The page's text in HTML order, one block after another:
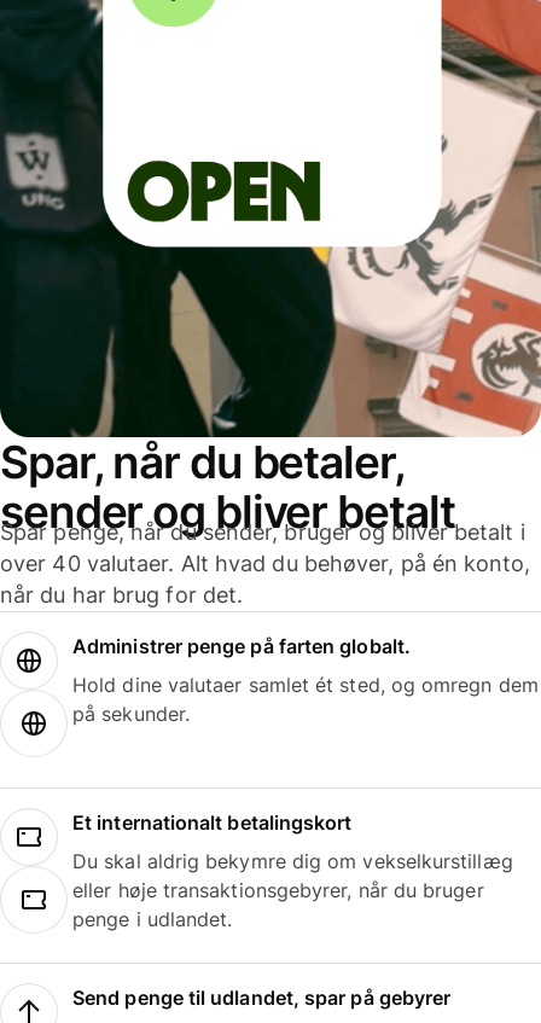
Spar, når du betaler,
sender og bliver betalt
Spar penge, når du sender, bruger og bliver betalt i
over 40 valutaer. Alt hvad du behøver, på én konto,
når du har brug for det.
Administrer penge på farten globalt.
Hold dine valutaer samlet ét sted, og omregn dem
på sekunder.
Et internationalt betalingskort
Du skal aldrig bekymre dig om vekselkurstillæg
eller høje transaktionsgebyrer, når du bruger
penge i udlandet.
Send penge til udlandet, spar på gebyrer